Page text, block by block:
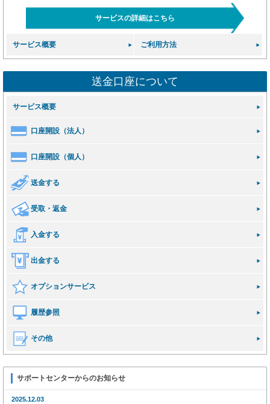
サービスの詳細はこちら
サービス概要 ご利用方法
送金口座について
サービス概要
口座開設（法人）
口座開設（個人）
送金する
受取・返金
入金する
出金する
オプションサービス
履歴参照
その他
サポートセンターからのお知らせ
2025.12.03